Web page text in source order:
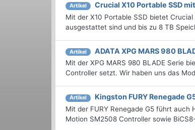
Artikel Crucial X10 Portable SSD
Mit der X10 Portable SSD bietet
ausgestattet sind und bis zu 8 TB
Artikel ADATA XPG MARS 980
Mit der XPG MARS 980 BLADE Serie
Controller setzt. Wir haben uns das
Artikel Kingston FURY Renegade
Mit der FURY Renegade G5 führt auch
Motion SM2508 Controller sowie